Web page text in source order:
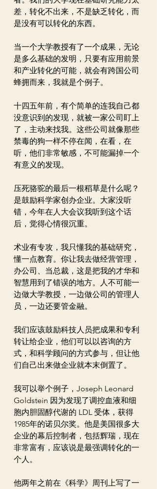
差，转化不出来，不是缺乏转化，而
是没有可以转化的东西。
当一个大学教授有了一个成果，无论
是多么基础的发明，只要有应用前景
和产业转化的可能，就会有跨国公司
蜂拥而来，我就是个例子。
十四五年前，有个简单的连我自己都
没意识到的发现，就被一家公司盯上
了，主动来找我。这些公司就像那些
禁毒的狗一样不停在闻，在看，在
听，他们非常敏感，不可能漏掉一个
有意义的发现。
压死骆驼的最后一根稻草是什么呢？
是鼓励科学家创办企业。大家没听
错，今年在人大会议我听到这个话
后，觉得心情很沉重。
术业有专攻，我只懂我的基础研究，
懂一点教育。你让我去做经营管理，
办公司、当总裁，这是把我的才华和
智慧用到了错误的地方。人不可能一
边做大学教授，一边做公司的管理人
员，一边还要管金融。
我们应该鼓励科技人员把成果和专利
转让给企业，他们可以以咨询的方
式，和科学顾问的方式参与，但让他
们自己出来做企业就本末倒置了。
我可以举个例子，Joseph Leonard
Goldstein 因为发现了调控血液和细
胞内胆固醇代谢的 LDL 受体，获得
1985年的诺贝尔奖。他是美国很多大
企业的幕后控制者，包括辉瑞，现在
非常富有，应该说是最强调转化的一
个人。
他两年之前在《科学》周刊上写了一